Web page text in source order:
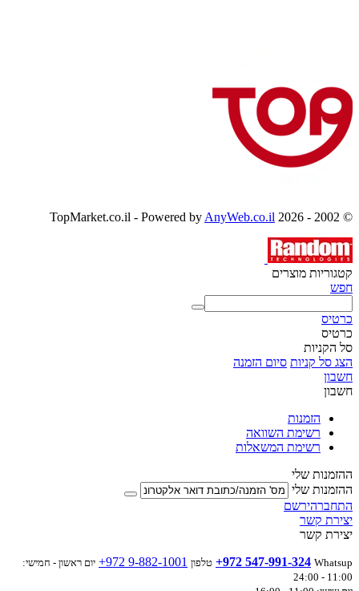
© 2002 - 2026 TopMarket.co.il - Powered by
AnyWeb.co.il
קטגוריות מוצרים
חפש
כרטיס
כרטיס
סל הקניות
הצג סל קניות סיום הזמנה
חשבון
חשבון
הזמנות
רשימת השוואה
רשימת המשאלות
ההזמנות שלי
ההזמנות שלי
התחברהירשם
יצירת קשר
יצירת קשר
Whatsup
+972 547-991-324 טלפון +972 9-882-1001 יום ראשון - חמישי:
11:00 - 24:00